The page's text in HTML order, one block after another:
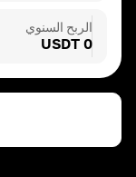
~3.00%
الربح السنوي
0 USDT